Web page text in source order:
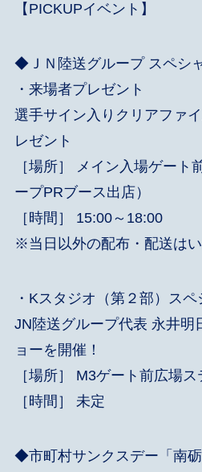
【PICKUPイベント】
◆ＪＮ陸送グループ スペシ
・来場者プレゼント
選手サイン入りクリアファ
レゼント
［場所］ メイン入場ゲート
ープPRブース出店）
［時間］ 15:00～18:00
※当日以外の配布・配送は
・Kスタジオ（第２部）ス
JN陸送グループ代表 永井明
ョーを開催！
［場所］ M3ゲート前広場ス
［時間］ 未定
◆市町村サンクスデー「南